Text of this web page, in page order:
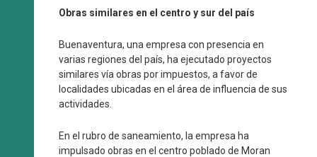
Obras similares en el centro y sur del país
Buenaventura, una empresa con presencia en
varias regiones del país, ha ejecutado proyectos
similares vía obras por impuestos, a favor de
localidades ubicadas en el área de influencia de sus
actividades.
En el rubro de saneamiento, la empresa ha
impulsado obras en el centro poblado de Moran